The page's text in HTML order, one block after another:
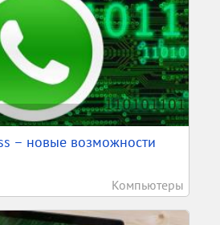
– новые возможности
Компьютеры